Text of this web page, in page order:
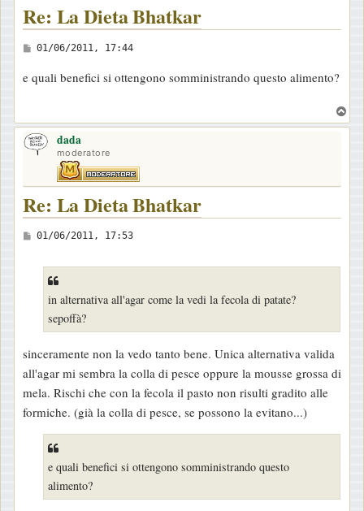
o
Re: La Dieta Bhatkar
M
s
a
g
o
01/06/2011, 17:44
e quali benefici si ottengono somministrando questo alimento?
o
dada
moderatore
Re: La Dieta Bhatkar
M
g
i
o
01/06/2011, 17:53
in alternativa all'agar come la vedi la fecola di patate?
sepoffà?
sinceramente non la vedo tanto bene. Unica alternativa valida
all'agar mi sembra la colla di pesce oppure la mousse grossa di
mela. Rischi che con la fecola il pasto non risulti gradito alle
formiche. (già la colla di pesce, se possono la evitano...)
e quali benefici si ottengono somministrando questo
alimento?